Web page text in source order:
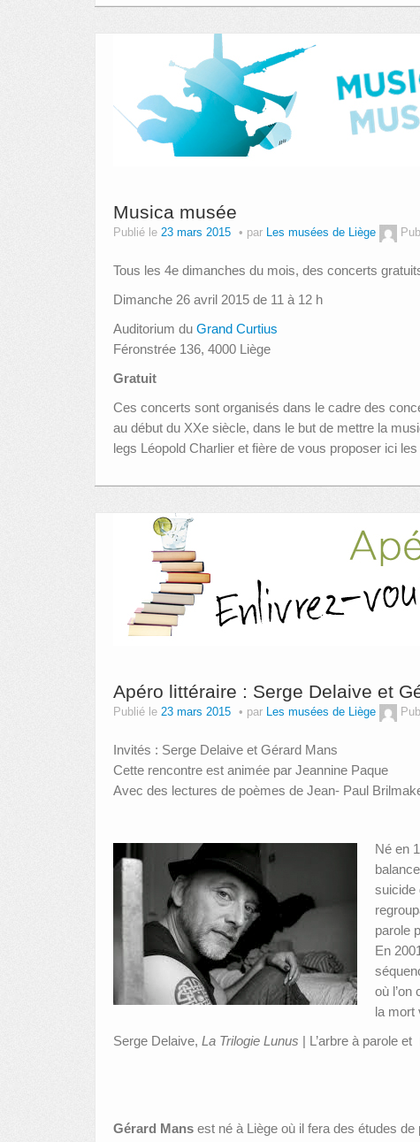
Musica musée
Publié le 23 mars 2015 par Les musées de Liège
Tous les 4e dimanches du mois, des concerts
Dimanche 26 avril 2015 de 11 à 12 h
Auditorium du Grand Curtius
Féronstrée 136, 4000 Liège
Gratuit
Ces concerts sont organisés dans le cadre des
au début du XXe siècle, dans le but de mettre la
legs Léopold Charlier et fière de vous proposer ici
Apéro littéraire : Serge Delaive et
Publié le 23 mars 2015 par Les musées de Liège
Invités : Serge Delaive et Gérard Mans
Cette rencontre est animée par Jeannine Paque
Avec des lectures de poèmes de Jean- Paul
Né en
suicide
parole
En
où l’on
la mort
Serge Delaive, La Trilogie Lunus | L’arbre à parole
Gérard Mans est né à Liège où il fera des études de